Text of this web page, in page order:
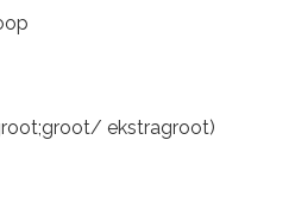
ekstragroot)